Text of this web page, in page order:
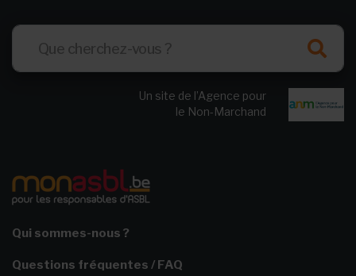
Un site de l’Agence pour
le Non-Marchand
Qui sommes-nous ?
Questions fréquentes / FAQ